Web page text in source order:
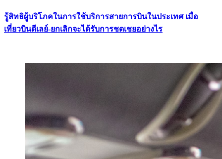
รู้สิทธิผู้บริโภคในการใช้บริการสายการบินในประเทศ เมื่อ
เที่ยวบินดีเลย์-ยกเลิกจะได้รับการชดเชยอย่างไร